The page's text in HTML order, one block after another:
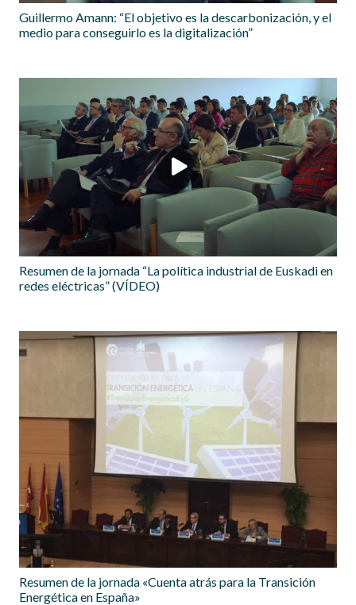
Guillermo Amann: “El objetivo es la descarbonización, y el
medio para conseguirlo es la digitalización”
Resumen de la jornada “La política industrial de Euskadi en
redes eléctricas” (VÍDEO)
Resumen de la jornada «Cuenta atrás para la Transición
Energética en España»